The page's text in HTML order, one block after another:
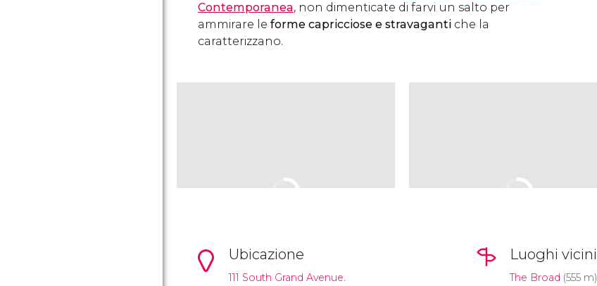
Contemporanea, non dimenticate di farvi un salto per
ammirare le forme capricciose e stravaganti che la
caratterizzano.
Ubicazione
111 South Grand Avenue.
Luoghi vicini
The Broad (555 m)